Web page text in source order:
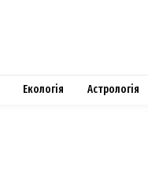
Екологія Астрологія